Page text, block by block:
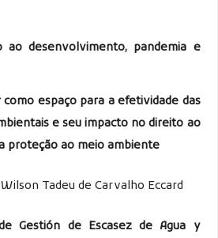
ao desenvolvimento, pandemia e
como espaço para a efetividade das
e seu impacto no direito ao
proteção ao meio ambiente
Tadeu de Carvalho Eccard
Gestión de Escasez de Agua y